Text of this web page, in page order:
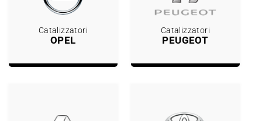
Catalizzatori
OPEL
Catalizzatori
PEUGEOT